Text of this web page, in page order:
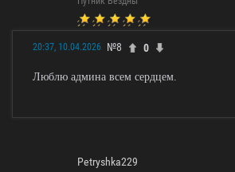
20:37, 10.04.2026 №8 0
Люблю админа всем сердцем.
Petryshka229